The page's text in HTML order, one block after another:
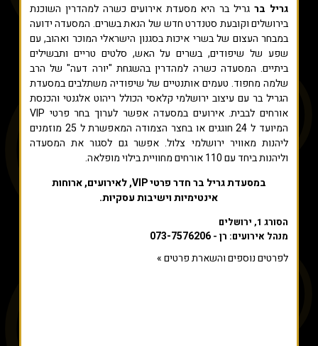
גריל ברגריל בר היא מסעדת אירועים כשרה למהדרין השוכנת
בירושלים וקובעת סטנדרט חדש של הנאת בשרים. המסעדה ידועה
במבחר העצום של בשרי איכות בסגנון הישראלי המוכר ואהוב, עם
שפע של שיפודים, בשרים על האש, סלטים טריים ותבשילים
ביתיים. המסעדה כשרה למהדרין בהשגחת "יורה דעה" של הרב
שלמה מחפוד. טעמים אותנטיים של שיפודיה משתלבים במסעדת
הגריל בר עם עיצוב ירושלמי קלאסי הכולל ריהוט אלגנטי והכנסת
אורחים לבבית. אירועים במסעדה אפשר לערוך בחר פרטי VIP
המיועד ל 24 חוגגים או בחצר הצמודה המאפשרת ל 25 מוזמנים
ליהנות מאוויר ירושלמי צלול. אפשר גם לסגור את המסעדה
וליהנות ביחד עם 110 אורחים מחוויית בילוי מופלאה.
במסעדת גריל בר חדר פרטי VIP, לאירועים, ארוחות
אינטימיות וישיבות עסקיות.
הסורג 1, ירושלים
מנהל אירועים: רן - 073-7576206
לפרטים נוספים והשארת פרטים »